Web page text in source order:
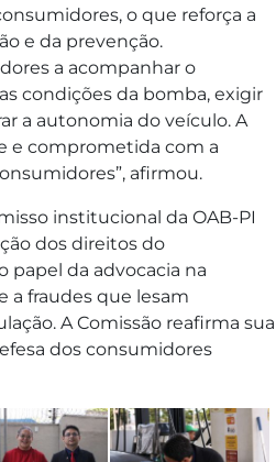
o que reforça a
e da prevenção.
a acompanhar o
condições da bomba, exigir
a autonomia do veículo. A
e comprometida com a
afirmou.
institucional da OAB-PI
dos direitos do
papel da advocacia na
a fraudes que lesam
A Comissão reafirma sua
dos consumidores